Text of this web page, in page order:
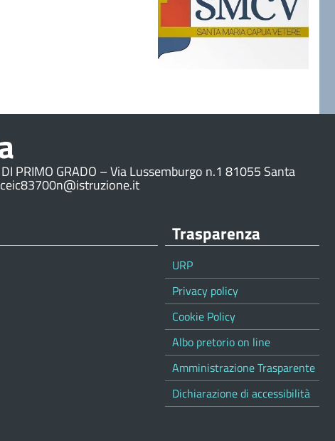
PRIMO GRADO – Via Lussemburgo n.1 81055 Santa
Trasparenza
URP
Privacy policy
Cookie Policy
Albo pretorio on line
Amministrazione Trasparente
Dichiarazione di accessibilità